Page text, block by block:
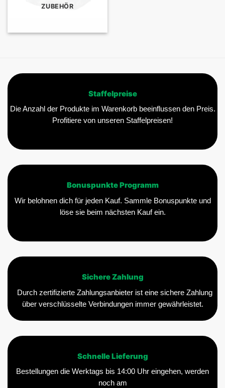
ZUBEHÖR
Staffelpreise
Die Anzahl der Produkte im Warenkorb beeinflussen den Preis.
Profitiere von unseren Staffelpreisen!
Bonuspunkte Programm
Wir belohnen dich für jeden Kauf. Sammle Bonuspunkte und
löse sie beim nächsten Kauf ein.
Sichere Zahlung
Durch zertifizierte Zahlungsanbieter ist eine sichere Zahlung
über verschlüsselte Verbindungen immer gewährleistet.
Schnelle Lieferung
Bestellungen die Werktags bis 14:00 Uhr eingehen, werden
noch am